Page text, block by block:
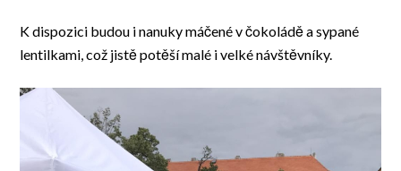
K dispozici budou i nanuky máčené v čokoládě a sypané
lentilkami, což jistě potěší malé i velké návštěvníky.